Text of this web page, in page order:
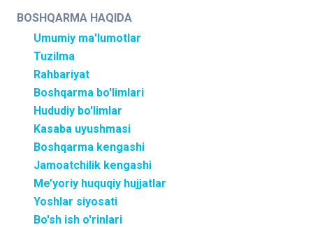
BOSHQARMA HAQIDA
Umumiy ma'lumotlar
Tuzilma
Rahbariyat
Boshqarma bo'limlari
Hududiy bo'limlar
Kasaba uyushmasi
Boshqarma kengashi
Jamoatchilik kengashi
Me’yoriy huquqiy hujjatlar
Yoshlar siyosati
Bo'sh ish o'rinlari